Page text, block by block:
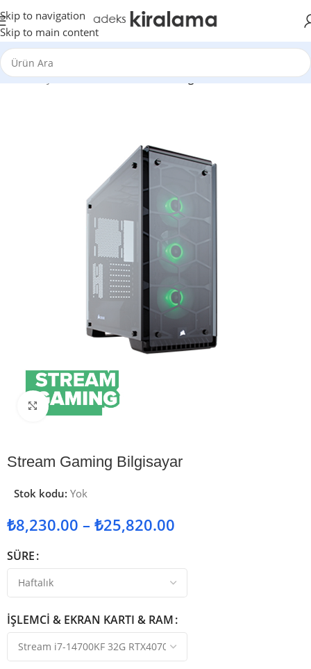
Skip to navigation
Skip to main content
Ana Sayfa Masaüstü Stream Gaming PC
Görseli İncele
Stream Gaming Bilgisayar
Stok kodu: Yok
₺8,230.00 – ₺25,820.00
SÜRE
İŞLEMCI & EKRAN KARTI & RAM